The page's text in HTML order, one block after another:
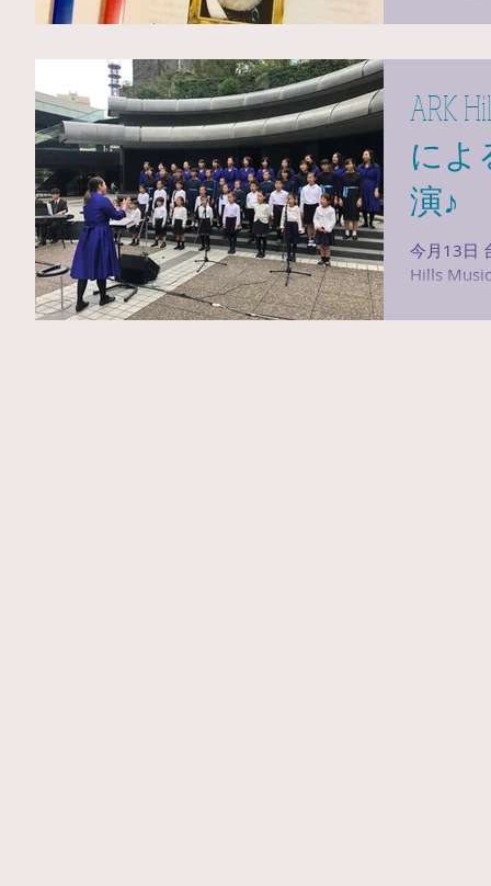
経験する
ARK
によ
演♪
今月13日
Hills
イドの計